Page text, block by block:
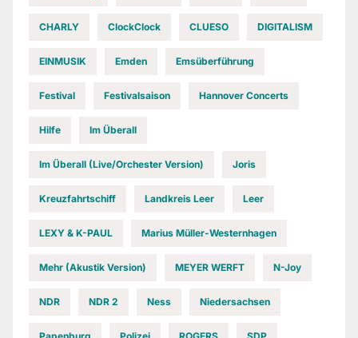
CHARLY ClockClock CLUESO DIGITALISM
EINMUSIK Emden Emsüberführung
Festival Festivalsaison Hannover Concerts
Hilfe Im Überall
Im Überall (Live/Orchester Version) Joris
Kreuzfahrtschiff Landkreis Leer Leer
LEXY & K-PAUL Marius Müller-Westernhagen
Mehr (Akustik Version) MEYER WERFT N-Joy
NDR NDR 2 Ness Niedersachsen